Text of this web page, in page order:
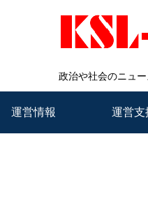
政治や社会のニュ
運営情報 運営支